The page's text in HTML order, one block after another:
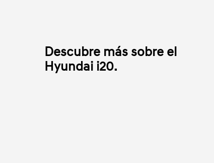
Descubre más sobre el
Hyundai i20.